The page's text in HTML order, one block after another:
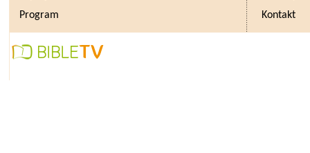
Program
Kontakt